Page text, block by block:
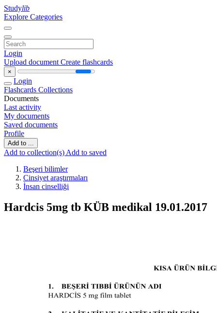
Studylib
Explore Categories
Login
Upload document Create flashcards
×
Login
Flashcards Collections
Documents
Last activity
My documents
Saved documents
Profile
Add to ...
Add to collection(s) Add to saved
Beşeri bilimler
Cinsiyet araştırmaları
İnsan cinselliği
Hardcis 5mg tb KÜB medikal 19.01.2017